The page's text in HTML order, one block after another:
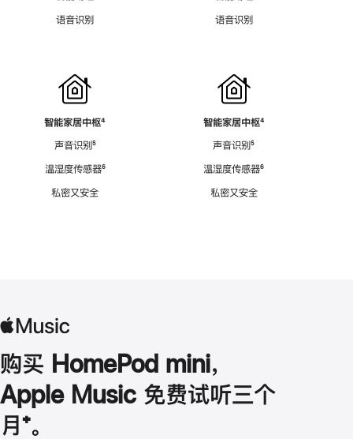
语音识别
智能家居中枢脚
⁴
声音识别脚
⁵
温湿度传感器脚
⁶
私密又安全
语音识别
智能家居中枢脚
⁴
声音识别脚
⁵
温湿度传感器脚
⁶
私密又安全
购买 HomePod mini，
Apple Music 免费试听三个
月 脚
⁺。